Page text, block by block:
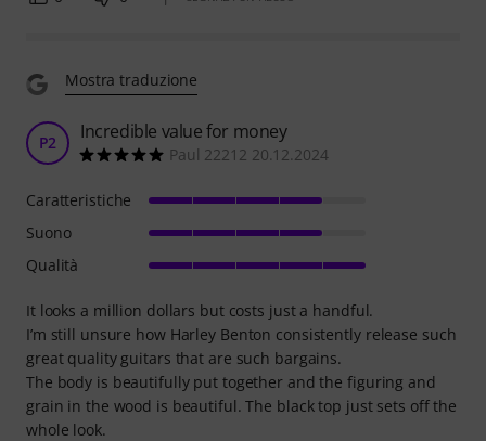
Mostra traduzione
P2 Incredible value for money
Paul 22212 20.12.2024
It looks a million dollars but costs just a handful.
I’m still unsure how Harley Benton consistently release such
great quality guitars that are such bargains.
The body is beautifully put together and the figuring and
grain in the wood is beautiful. The black top just sets off the
whole look.
Caratteristiche
Suono
Qualità